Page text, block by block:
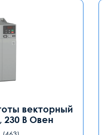
векторный
230 В Овен